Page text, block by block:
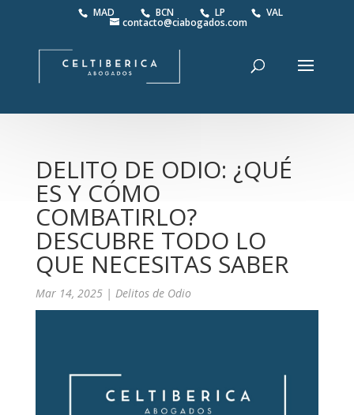
MAD BCN LP VAL
contacto@ciabogados.com
DELITO DE ODIO: ¿QUÉ
ES Y CÓMO
COMBATIRLO?
DESCUBRE TODO LO
QUE NECESITAS SABER
Mar 14, 2025| Delitos de Odio